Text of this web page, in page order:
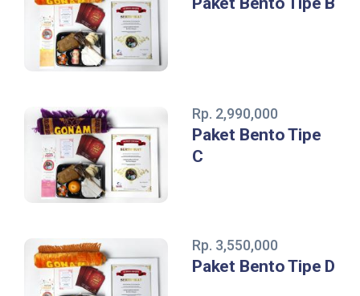
Rp. 2,990,000
Paket Bento Tipe
C
Rp. 3,550,000
Paket Bento Tipe D